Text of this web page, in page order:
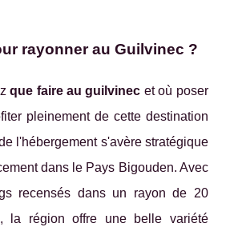
rayonner au Guilvinec ?
que faire au guilvinec et où poser
pleinement de cette destination
l'hébergement s'avère stratégique
dans le Pays Bigouden. Avec
recensés dans un rayon de 20
la région offre une belle variété